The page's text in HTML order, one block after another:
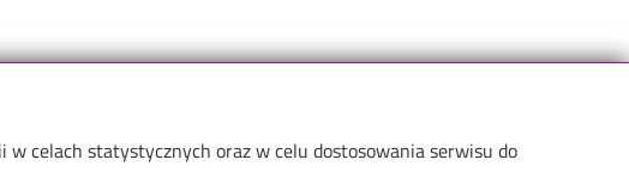
celach statystycznych oraz w celu dostosowania serwisu do